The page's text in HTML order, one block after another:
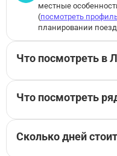
местные
(посмотреть
планировании
Что посмотреть в
по Венеции Нуова:
лучше всего
Ливорно я всегда
Чентрале и взять
Что посмотреть
которые хорошо
Сколько дней